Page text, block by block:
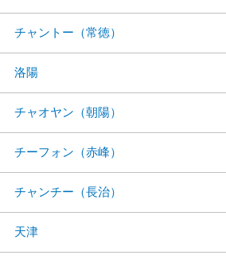
チャントー（常徳）
洛陽
チャオヤン（朝陽）
チーフォン（赤峰）
チャンチー（長治）
天津